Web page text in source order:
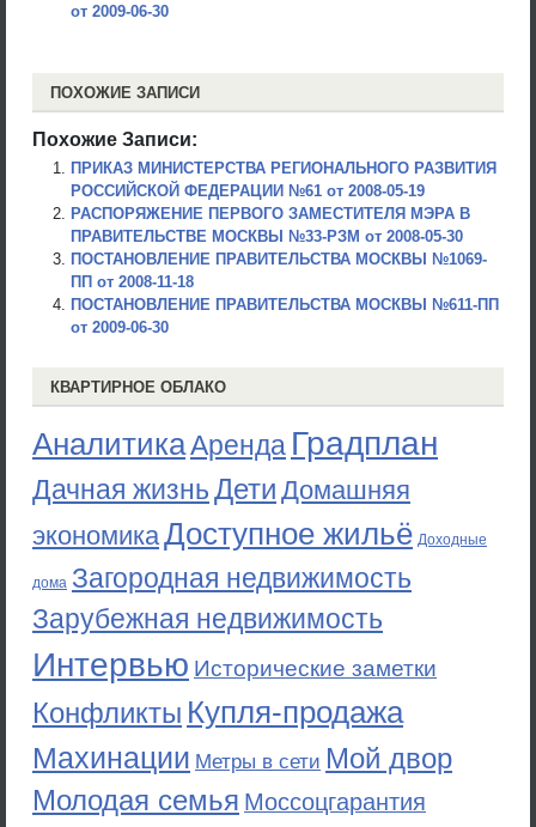
от 2009-06-30
ПОХОЖИЕ ЗАПИСИ
Похожие Записи:
ПРИКАЗ МИНИСТЕРСТВА РЕГИОНАЛЬНОГО РАЗВИТИЯ
РОССИЙСКОЙ ФЕДЕРАЦИИ №61 от 2008-05-19
РАСПОРЯЖЕНИЕ ПЕРВОГО ЗАМЕСТИТЕЛЯ МЭРА В
ПРАВИТЕЛЬСТВЕ МОСКВЫ №33-РЗМ от 2008-05-30
ПОСТАНОВЛЕНИЕ ПРАВИТЕЛЬСТВА МОСКВЫ №1069-
ПП от 2008-11-18
ПОСТАНОВЛЕНИЕ ПРАВИТЕЛЬСТВА МОСКВЫ №611-ПП
от 2009-06-30
КВАРТИРНОЕ ОБЛАКО
АналитикаАренда Градплан
Дачная жизньДети Домашняя
экономикаДоступное жильё Доходные
дома Загородная недвижимость
Зарубежная недвижимость
Интервью Исторические заметки
Конфликты Купля-продажа
Махинации Метры в сети Мой двор
Молодая семья Моссоцгарантия